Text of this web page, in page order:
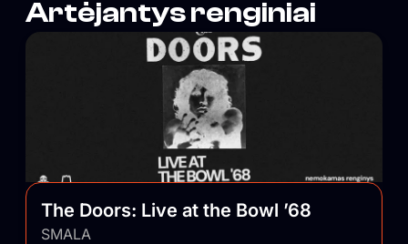
Artėjantys renginiai
The Doors: Live at the Bowl ’68
SMALA